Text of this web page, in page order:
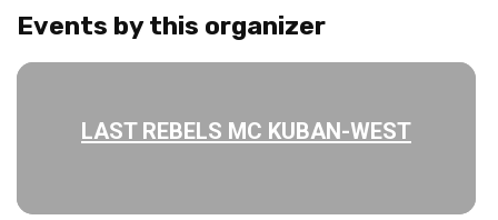
Events by this organizer
LAST REBELS MC KUBAN-WEST